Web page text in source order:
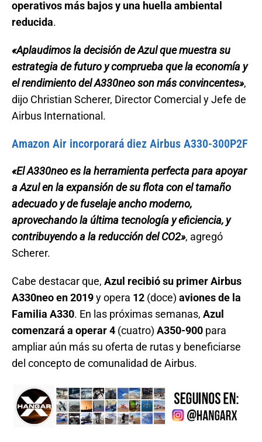
operativos más bajos y una huella ambiental
reducida.
«Aplaudimos la decisión de Azul que muestra su
estrategia de futuro y comprueba que la economía y
el rendimiento del A330neo son más convincentes»,
dijo Christian Scherer, Director Comercial y Jefe de
Airbus International.
Amazon Air incorporará diez Airbus A330-300P2F
«El A330neo es la herramienta perfecta para apoyar
a Azul en la expansión de su flota con el tamaño
adecuado y de fuselaje ancho moderno,
aprovechando la última tecnología y eficiencia, y
contribuyendo a la reducción del CO2», agregó
Scherer.
Cabe destacar que, Azul recibió su primer Airbus
A330neo en 2019y opera 12 (doce) aviones de la
Familia A330. En las próximas semanas, Azul
comenzará a operar 4 (cuatro) A350-900 para
ampliar aún más su oferta de rutas y beneficiarse
del concepto de comunalidad de Airbus.